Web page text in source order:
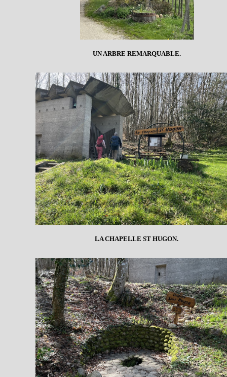
UN ARBRE REMARQUABLE.
LA CHAPELLE ST HUGON.